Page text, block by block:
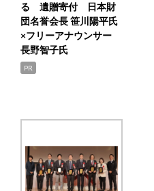
る 遺贈寄付 日本財
団名誉会長 笹川陽平氏
×フリーアナウンサー
長野智子氏
PR